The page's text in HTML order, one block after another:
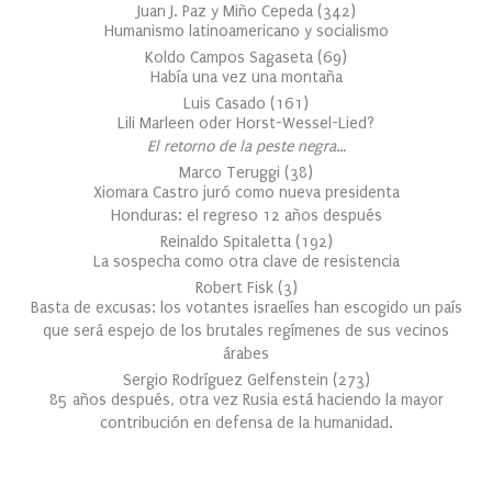
Juan J. Paz y Miño Cepeda (342)
Humanismo latinoamericano y socialismo
Koldo Campos Sagaseta (69)
Había una vez una montaña
Luis Casado (161 )
Lili Marleen oder Horst-Wessel-Lied?
El retorno de la peste negra…
Marco Teruggi (38)
Xiomara Castro juró como nueva presidenta
Honduras: el regreso 12 años después
Reinaldo Spitaletta (192)
La sospecha como otra clave de resistencia
Robert Fisk (3)
Basta de excusas: los votantes israelíes han escogido un país
que será espejo de los brutales regímenes de sus vecinos
árabes
Sergio Rodríguez Gelfenstein (273)
85 años después, otra vez Rusia está haciendo la mayor
contribución en defensa de la humanidad.